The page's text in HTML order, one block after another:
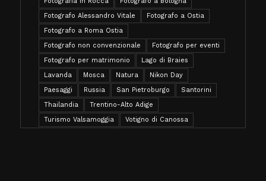
Fotografo Alessandro Vitale
Fotografo a Ostia
Fotografo a Roma Ostia
Fotografo non convenzionale
Fotografo per eventi
Fotografo per matrimonio
Lago di Braies
Lavanda
Mosca Natura
Nikon Day
Paesaggi
Russia San Pietroburgo
Santorini
Thailandia
Trentino-Alto Adige
Turismo Valsamoggia
Votigno di Canossa